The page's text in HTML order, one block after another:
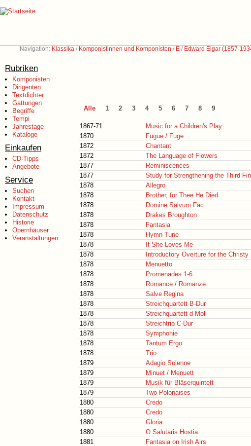
Navigation: Klassika / Komponistinnen und Komponisten / E / Edward Elgar (1857-
Rubriken
Komponisten
Dirigenten
Textdichter
Gattungen
Begriffe
Tempi
Jahrestage
Kataloge
Einkaufen
CD-Tipps
Angebote
Service
Suchen
Kontakt
Impressum
Datenschutz
Historie
Opernhäuser
Veranstaltungen
Alle 1 2 3 4 5 6 7 8 9
1867-71 Music for a Children's Play
1870
Fugue / Fuge
1872
Chantant
1872
The Language of Flowers
1877
Reminiscences
1877
Study for Strengthening the Third
1878
Allegro
1878
Brother, for Thee He Died
1878
Domine Salvum Fac
1878
Drakes Broughton
1878
Fantasia
1878
Hymn Tune
1878
If She Loves Me
1878
Introductory Overture for the Christy
1878
Menuetto
1878
Promenades 1-6
1878
Romance / Romanze
1878
Salve Regina
1878
Streichquartett B-Dur
1878
Streichquartett d-Moll
1878
Streichtrio C-Dur
1878
Symphonie
1878
Tantum Ergo
1878
Trio
1879
Adagio Solenne
1879
Minuet / Menuett
1879
Musik für Bläserquintett
1879
Two Polonaises
1880
Credo
1880
Credo
1880
Gloria
1880
O Salutaris Hostia
1881
Fantasia on Irish Airs